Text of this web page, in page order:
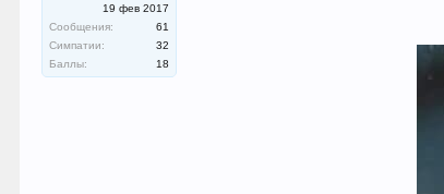
19 фев 2017
Сообщения:
61
Симпатии:
32
Баллы:
18